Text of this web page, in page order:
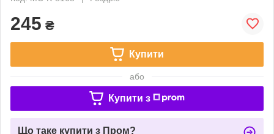
245 ₴
Купити
або
Купити з
Що таке купити з Пром?